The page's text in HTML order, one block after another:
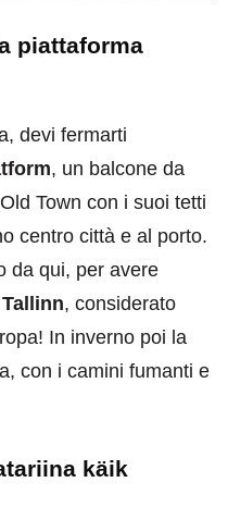
piattaforma
devi fermarti
, un balcone da
Town con i suoi tetti
centro città e al porto.
da qui, per avere
, considerato
In inverno poi la
con i camini fumanti e
käik